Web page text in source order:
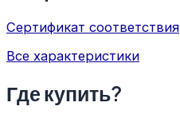
Сертификат соответствия
Все характеристики
Где купить?